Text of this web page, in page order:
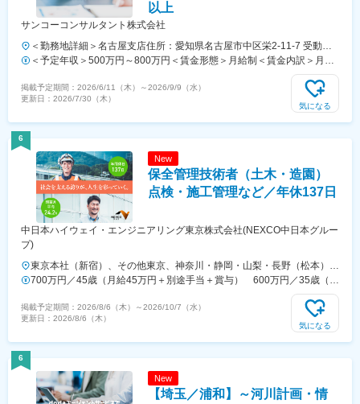
以上
サンコーコンサルタント株式会社
＜勤務地詳細＞名古屋支店住所：愛知県名古屋市中区栄2-11-7 受動喫
煙対策：屋内全面禁煙
＜予定年収＞500万円～800万円＜賃金形態＞月給制＜賃金内訳＞月額
（基本給）：400,000円～600,000円＜月給＞400,000円～600,000円＜
昇給有無＞有＜残業手当＞有＜給与補足＞※給与はスキル、年齢、経
験、資格などを考慮し決定します。※上記月給は最低保証額での表記で
す。月給(月額)は固定手当を含めた表記です。
掲載予定期間： 2026/6/11（木） ～2026/9/9（水）
更新日： 2026/7/30（木）
気になる
6
New
保全管理技術者（土木・造園）
点検・施工管理など／年休137日
中日本ハイウェイ・エンジニアリング東京株式会社(NEXCO中日本グルー
プ)
東京本社（新宿）、その他東京、神奈川・静岡・山梨・長野（松本）い
ずれかの事業所※地域限定社員制度あり※U・Iターン歓迎※勤務地により
マイカー通勤可能■本社／東京都新宿区西新宿1-23-7 新宿ファースト
ウエスト9Ｆ■東京／港区、八王子市■神奈川／相模原市、横浜市、伊勢
原市■静岡／静岡市、御殿場市、富士市、浜松市■山梨／大月市、中巨
設定しています。もちろん転勤などにより引越しが必要な場合には、そ
の代金も会社が負担します。＜受動喫煙対策＞屋内喫煙可能場所あり
700万円／45歳（月給45万円＋別途手当＋賞与） 600万円／35歳（月
掲載予定期間： 2026/8/6（木） ～2026/10/7（水）
更新日： 2026/8/6（木）
気になる
6
New
【埼玉／浦和】～河川計画・情